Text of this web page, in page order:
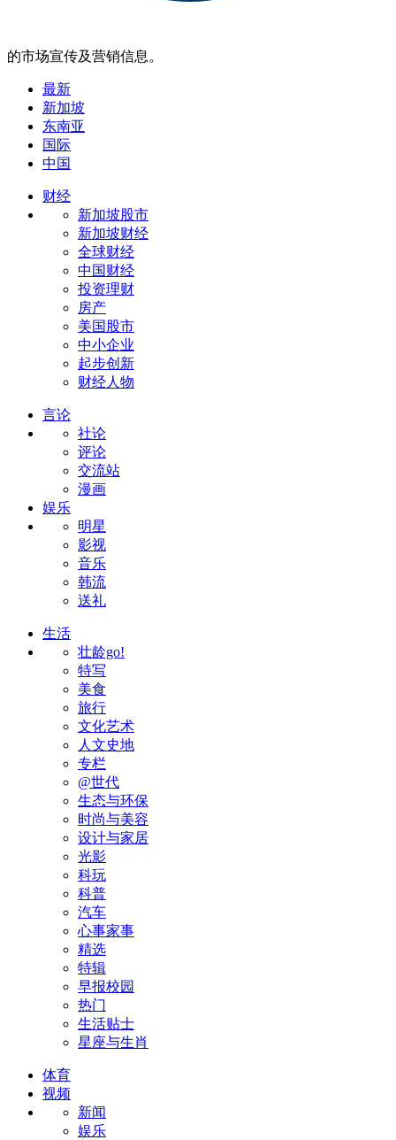
的市场宣传及营销信息。
最新
新加坡
东南亚
国际
中国
财经
新加坡股市
新加坡财经
全球财经
中国财经
投资理财
房产
美国股市
中小企业
起步创新
财经人物
言论
社论
评论
交流站
漫画
娱乐
明星
影视
音乐
韩流
送礼
生活
壮龄go!
特写
美食
旅行
文化艺术
人文史地
专栏
@世代
生态与环保
时尚与美容
设计与家居
光影
科玩
科普
汽车
心事家事
精选
特辑
早报校园
热门
生活贴士
星座与生肖
体育
视频
新闻
娱乐